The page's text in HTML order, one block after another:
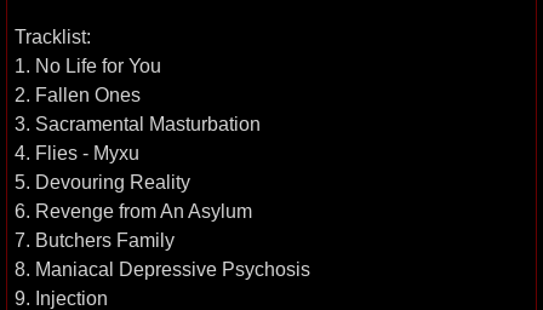
Tracklist:
1. No Life for You
2. Fallen Ones
3. Sacramental Masturbation
4. Flies - Myxu
5. Devouring Reality
6. Revenge from An Asylum
7. Butchers Family
8. Maniacal Depressive Psychosis
9. Injection